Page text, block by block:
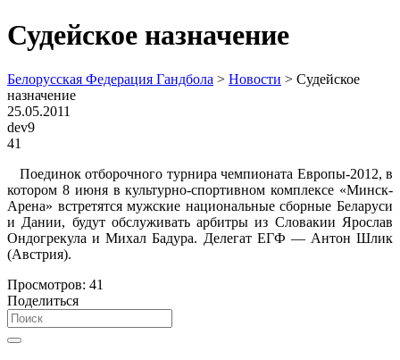
Судейское назначение
Белорусская Федерация Гандбола > Новости > Судейское
назначение
25.05.2011
dev9
41
Поединок отборочного турнира чемпионата Европы-2012, в
котором 8 июня в культурно-спортивном комплексе «Минск-
Арена» встретятся мужские национальные сборные Беларуси
и Дании, будут обслуживать арбитры из Словакии Ярослав
Ондогрекула и Михал Бадура. Делегат ЕГФ — Антон Шлик
(Австрия).
Просмотров: 41
Поделиться